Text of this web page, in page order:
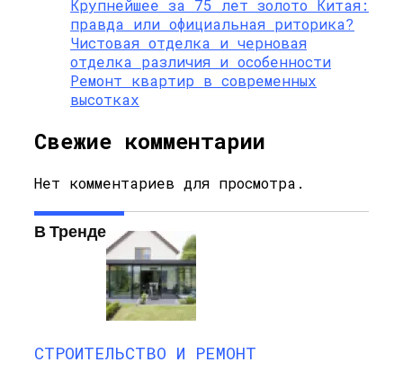
Крупнейшее за 75 лет золото Китая:
правда или официальная риторика?
Чистовая отделка и черновая
отделка различия и особенности
Ремонт квартир в современных
высотках
Свежие комментарии
Нет комментариев для просмотра.
В Тренде
СТРОИТЕЛЬСТВО И РЕМОНТ